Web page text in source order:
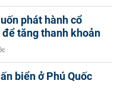
phát hành cổ
tăng thanh khoản
biển ở Phú Quốc